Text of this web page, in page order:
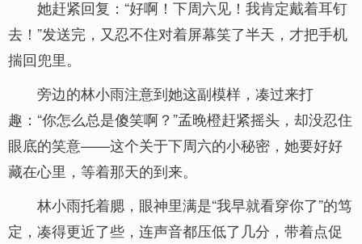
她赶紧回复：“好啊！下周六见！我肯定戴着耳钉
去！”发送完，又忍不住对着屏幕笑了半天，才把手机
揣回兜里。
旁边的林小雨注意到她这副模样，凑过来打
趣：“你怎么总是傻笑啊？”孟晚橙赶紧摇头，却没忍住
眼底的笑意——这个关于下周六的小秘密，她要好好
藏在心里，等着那天的到来。
林小雨托着腮，眼神里满是“我早就看穿你了”的笃
定，凑得更近了些，连声音都压低了几分，带着点促